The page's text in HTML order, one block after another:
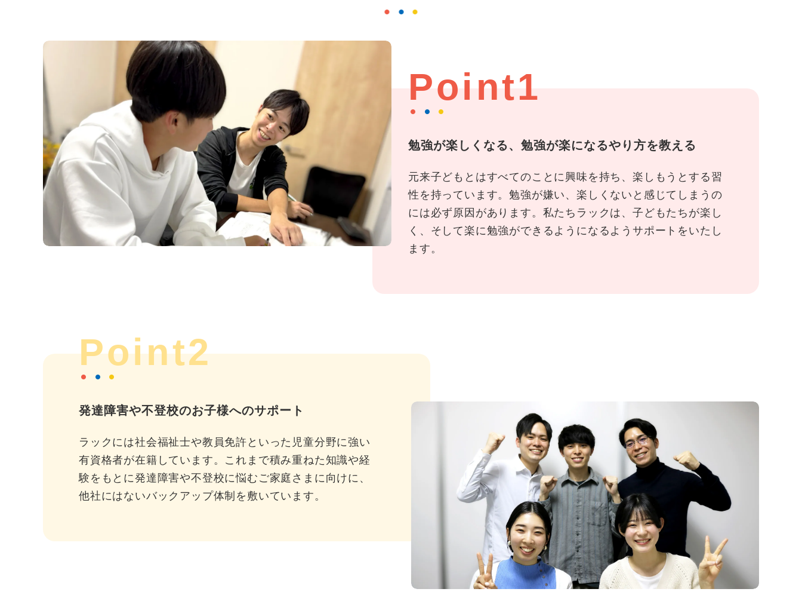
Point1
勉強が楽しくなる、勉強が楽になるやり方を教える
元来子どもとはすべてのことに興味を持ち、楽しもうとする習
性を持っています。勉強が嫌い、楽しくないと感じてしまうの
には必ず原因があります。私たちラックは、子どもたちが楽し
く、そして楽に勉強ができるようになるようサポートをいたし
ます。
Point2
発達障害や不登校のお子様へのサポート
ラックには社会福祉士や教員免許といった児童分野に強い
有資格者が在籍しています。これまで積み重ねた知識や経
験をもとに発達障害や不登校に悩むご家庭さまに向けに、
他社にはないバックアップ体制を敷いています。